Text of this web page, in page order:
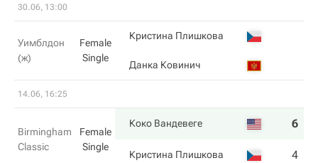
30.06, 13:00
Уимблдон
(ж)
Female
Single
Кристина Плишкова
Данка Ковинич
14.06, 16:25
Birmingham
Classic
Female
Single
Коко Вандевеге 6
Кристина Плишкова 4